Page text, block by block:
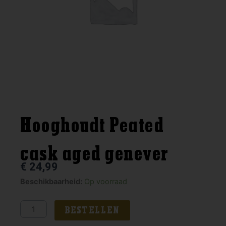
Hooghoudt Peated
cask aged genever
€ 24,99
Beschikbaarheid: Op voorraad
Hooghoudt
cask
BESTELLEN